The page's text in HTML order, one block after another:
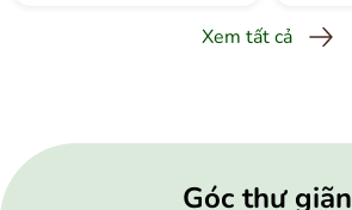
Xem tất cả
Góc thư giãn